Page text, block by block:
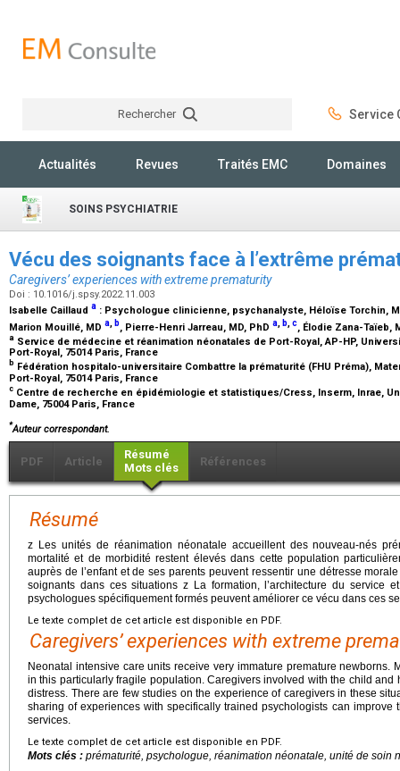
Rechercher Service
Actualités Revues Traités EMC Domaines
SOINS PSYCHIATRIE
Vécu des soignants face à l’extrême
Caregivers’ experiences with extreme prematurity
Doi : 10.1016/j.spsy.2022.11.003
Isabelle Caillaud a : Psychologue clinicienne, psychanalyste, Héloïse Torchin,
Marion Mouillé, MD a b, Pierre-Henri Jarreau, MD, PhD a b c, Élodie Zana-Taïeb,
a Service de médecine et réanimation néonatales de Port-Royal, AP-HP,
Port-Royal, 75014 Paris, France
b Fédération hospitalo-universitaire Combattre la prématurité (FHU Préma),
Port-Royal, 75014 Paris, France
c Centre de recherche en épidémiologie et statistiques/Cress, Inserm, Inrae,
Dame, 75004 Paris, France
*Auteur correspondant.
PDF Article
Résumé
Mots clés
Références
Résumé
z Les unités de réanimation néonatale accueillent des nouveau-nés
mortalité et de morbidité restent élevés dans cette population
auprès de l’enfant et de ses parents peuvent ressentir une détresse
soignants dans ces situations z La formation, l’architecture du service
psychologues spécifiquement formés peuvent améliorer ce vécu dans ces
Le texte complet de cet article est disponible en PDF.
Caregivers’ experiences with extreme
Neonatal intensive care units receive very immature premature newborns.
in this particularly fragile population. Caregivers involved with the child and
distress. There are few studies on the experience of caregivers in these
sharing of experiences with specifically trained psychologists can
services.
Le texte complet de cet article est disponible en PDF.
Mots clés : prématurité, psychologue, réanimation néonatale, unité de soin